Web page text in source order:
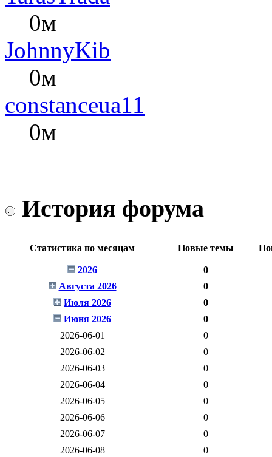
0м
JohnnyKib
0м
constanceua11
0м
История форума
Статистика по месяцам Новые темы
2026
0
Августа 2026
0
Июля 2026
0
Июня 2026
0
2026-06-01
0
2026-06-02
0
2026-06-03
0
2026-06-04
0
2026-06-05
0
2026-06-06
0
2026-06-07
0
2026-06-08
0